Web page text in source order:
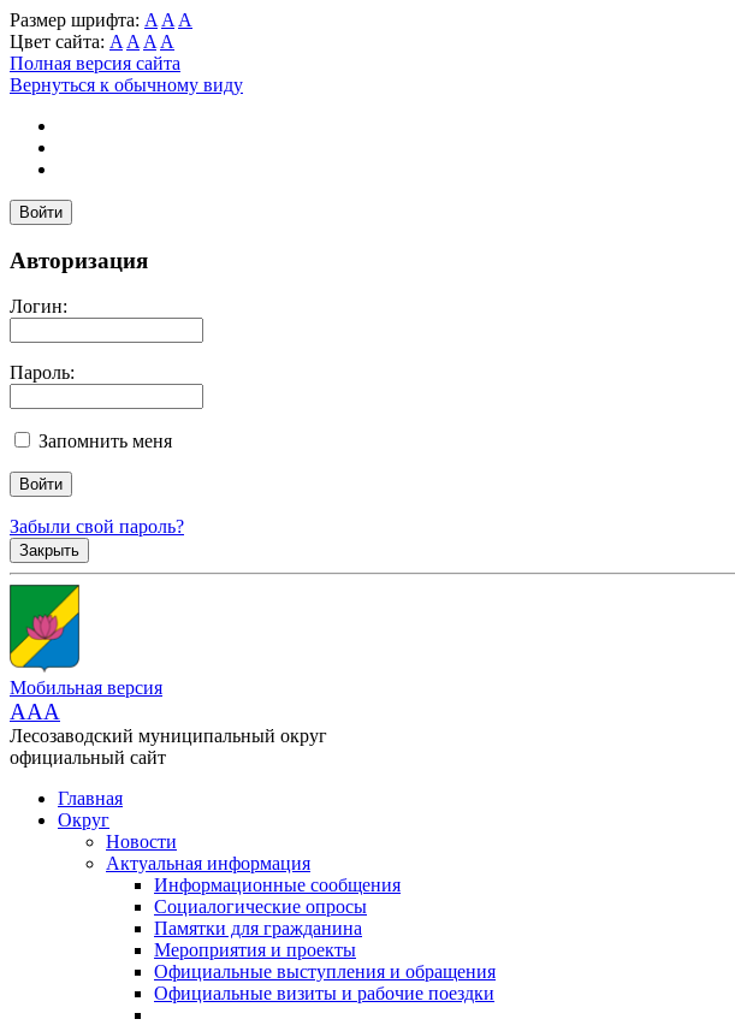
Размер шрифта: A A A
Цвет сайта: A A A A
Полная версия сайта
Вернуться к обычному виду
Войти
Авторизация
Логин:
Пароль:
Запомнить меня
Забыли свой пароль?
Закрыть
Мобильная версия
AAA
Лесозаводский муниципальный округ
официальный сайт
Главная
Округ
Новости
Актуальная информация
Информационные сообщения
Социалогические опросы
Памятки для гражданина
Мероприятия и проекты
Официальные выступления и обращения
Официальные визиты и рабочие поездки